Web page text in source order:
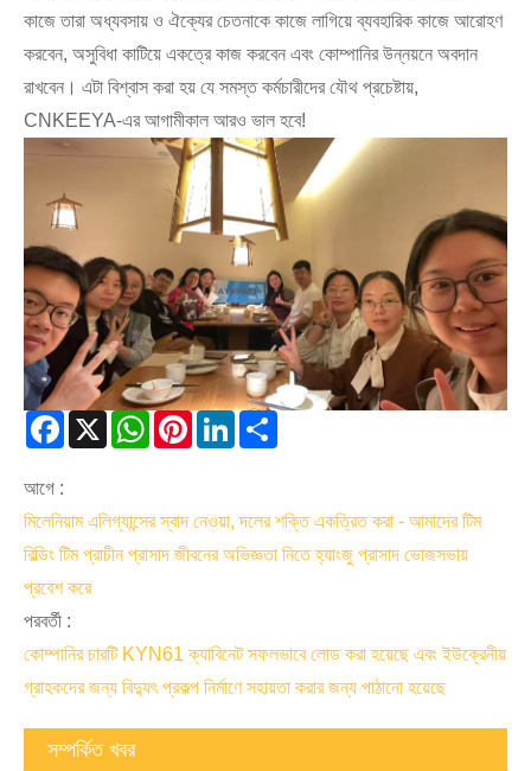
কাজে তারা অধ্যবসায় ও ঐক্যের চেতনাকে কাজে লাগিয়ে ব্যবহারিক কাজে আরোহণ
করবেন, অসুবিধা কাটিয়ে একত্রে কাজ করবেন এবং কোম্পানির উন্নয়নে অবদান
রাখবেন। এটা বিশ্বাস করা হয় যে সমস্ত কর্মচারীদের যৌথ প্রচেষ্টায়,
CNKEEYA-এর আগামীকাল আরও ভাল হবে!
Facebook
X WhatsAppPinterestLinkedIn
আগে :
মিলেনিয়াম এলিগ্যান্সের স্বাদ নেওয়া, দলের শক্তি একত্রিত করা - আমাদের টিম
বিল্ডিং টিম প্রাচীন প্রাসাদ জীবনের অভিজ্ঞতা নিতে হ্যাংজু প্রাসাদ ভোজসভায়
প্রবেশ করে
পরবর্তী :
কোম্পানির চারটি KYN61 ক্যাবিনেট সফলভাবে লোড করা হয়েছে এবং ইউক্রেনীয়
গ্রাহকদের জন্য বিদ্যুৎ প্রকল্প নির্মাণে সহায়তা করার জন্য পাঠানো হয়েছে
সম্পর্কিত খবর